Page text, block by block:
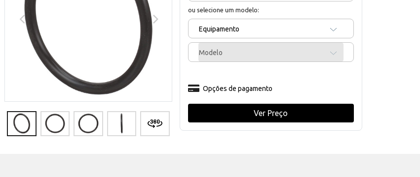
ou selecione um modelo:
Equipamento
Modelo
Opções de pagamento
Ver Preço